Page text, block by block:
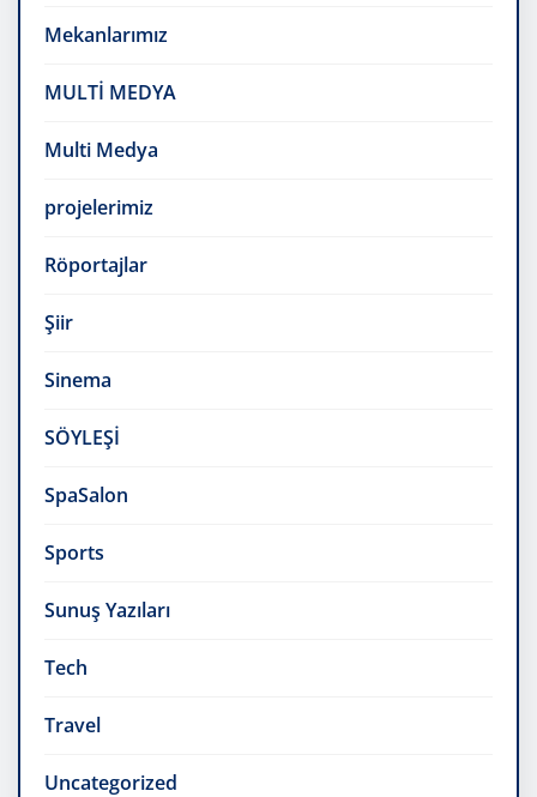
Mekanlarımız
MULTİ MEDYA
Multi Medya
projelerimiz
Röportajlar
Şiir
Sinema
SÖYLEŞİ
SpaSalon
Sports
Sunuş Yazıları
Tech
Travel
Uncategorized